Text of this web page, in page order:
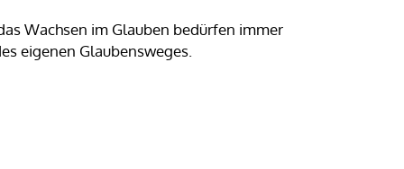
Wachsen im Glauben bedürfen immer
eigenen Glaubensweges.